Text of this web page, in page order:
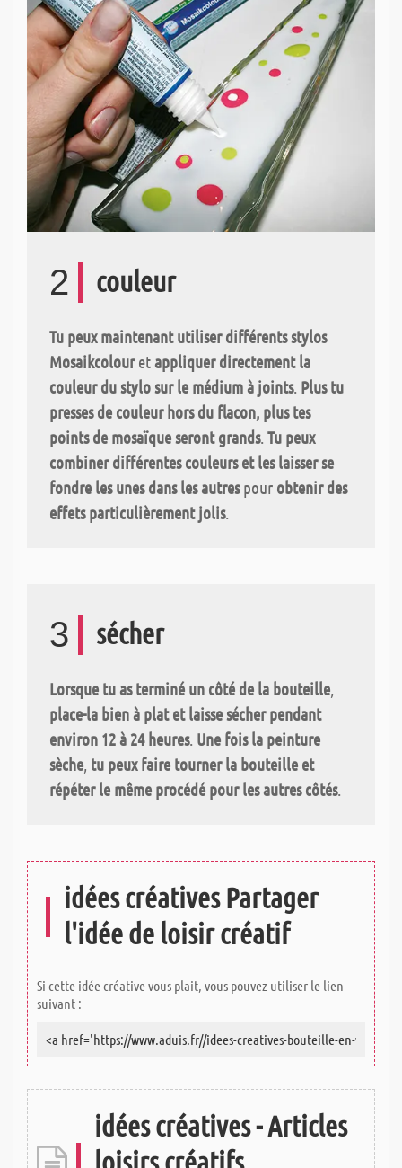
2 couleur
Tu peux maintenant utiliser différents stylos
Mosaikcolouretappliquer directement la
couleur du stylo sur le médium à joints. Plus tu
presses de couleur hors du flacon, plus tes
points de mosaïque seront grands. Tu peux
combiner différentes couleurs et les laisser se
fondre les unes dans les autrespour obtenir des
effets particulièrement jolis.
3 sécher
Lorsque tu as terminé un côté de la bouteille,
place-la bien à plat et laisse sécher pendant
environ 12 à 24 heures. Une fois la peinture
sèche, tu peux faire tourner la bouteille et
répéter le même procédé pour les autres côtés.
idées créatives Partager
l'idée de loisir créatif
Si cette idée créative vous plait, vous pouvez utiliser le lien
suivant :
idées créatives - Articles